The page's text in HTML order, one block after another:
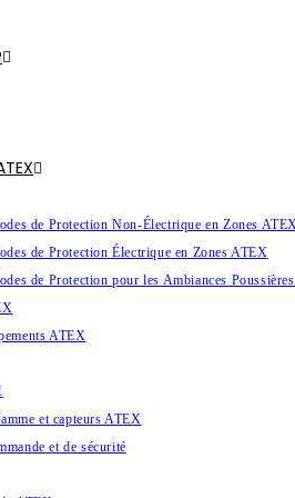
de Protection Non-Électrique en Zones
de Protection Électrique en Zones ATEX
de Protection pour les Ambiances
ATEX
et capteurs ATEX
et de sécurité